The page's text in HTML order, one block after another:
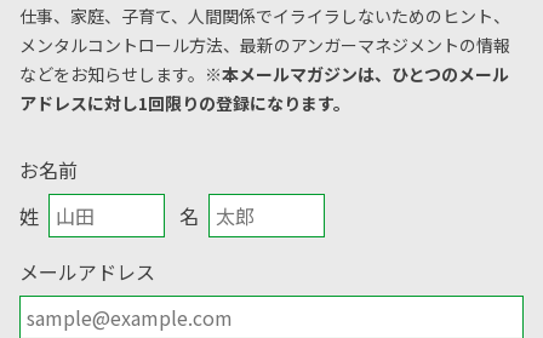
仕事、家庭、子育て、人間関係でイライラしないためのヒント、
メンタルコントロール方法、 最新のアンガーマネジメントの情報
などをお知らせします。 ※本メールマガジンは、ひとつのメール
アドレスに対し1回限りの登録になります。
お名前
姓
名
メールアドレス